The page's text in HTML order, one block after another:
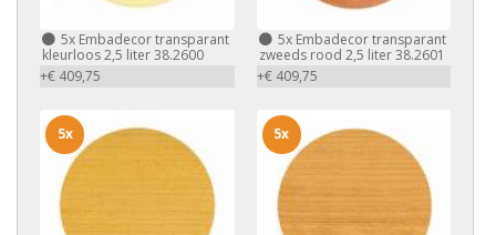
5x Embadecor transparant
kleurloos 2,5 liter 38.2600
+€ 409,75
5xEmbadecor transparant
zweeds rood 2,5 liter 38.2601
+€ 409,75
5x 5x